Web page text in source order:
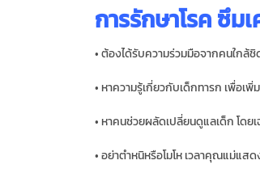
การรักษาโรค ซึม
• ต้องได้รับความร่วมมือจากคนใกล้ชิ
• หาความรู้เกี่ยวกับเด็กทารก เพื่อเพิ่
• หาคนช่วยผลัดเปลี่ยนดูแลเด็ก โด
• อย่าตำหนิหรือโมโห เวลาคุณแม่แ